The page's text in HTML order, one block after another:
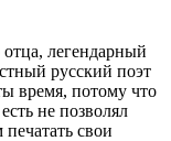
легендарный
русский поэт
время, потому что
не позволял
свои